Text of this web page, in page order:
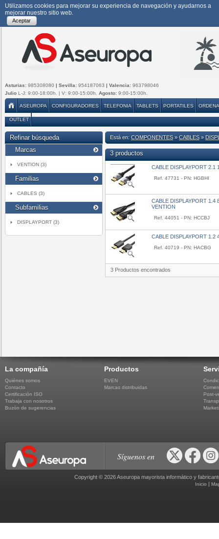
Utilizamos cookies para mejorar su experiencia de navegación y ayudarnos a
mejorar nuestro sitio web.
Aceptar
Asturias: 985308080 | Sevilla: 954187063 | Valencia: 963798046
Julio L-J: 9:00-18:00h. | V: 9:00-15:00h. Agosto: 9:00-15:00h.
ASEUROPA CONFIGURADORES TELEFONIA TABLETS PORTATILES
OUTLET
Refinar búsqueda
Marcas
VENTION (3)
Familias
CABLES (3)
Subfamilias
DISPLAYPORT (3)
Está en: COMPONENTES » CABLES »
3 productos
CABLE DISPLAYPORT 2.1
Ref. 47731 - PN: HGBHI
CABLE DISPLAYPORT 1.4
VENTION
Ref. 44051 - PN: HCCBJ
CABLE DISPLAYPORT 1.2
Ref. 40719 - PN: HACBG
3 Productos encontrados
La compañía
Quiénes somos
Contacto
Certificación ISO
Trabaja con nosotros
Buzón de sugerencias
Productos
EVEN
Marcas distribuidas
Post-
Síguenos en
Copyright © 2026 Aseuropa mayorista informático y
Inicio |